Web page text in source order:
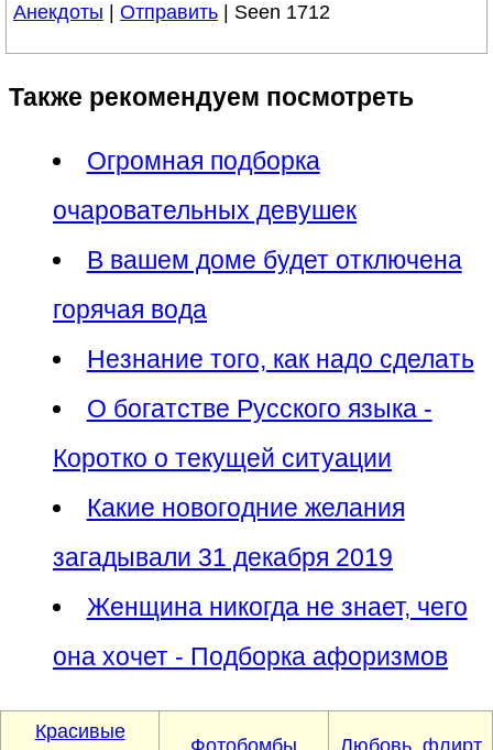
Анекдоты Отправить | Seen 1712
Также рекомендуем посмотреть
Огромная подборка
очаровательных девушек
В вашем доме будет отключена
горячая вода
Незнание того, как надо сделать
О богатстве Русского языка -
Коротко о текущей ситуации
Какие новогодние желания
загадывали 31 декабря 2019
Женщина никогда не знает, чего
она хочет - Подборка афоризмов
Красивые
Фотобомбы Любовь, флирт